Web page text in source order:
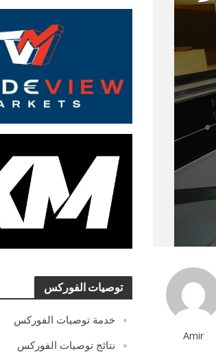
توصيات الفوركس
خدمة توصيات الفوركس
نتائج توصيات الفوركس
Amir